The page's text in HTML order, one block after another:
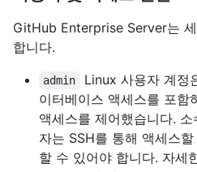
GitHub Enterprise Server는
합니다.
admin
Linux 사용자 계정
이터베이스 액세스를 포함
액세스를 제어했습니다.
자는 SSH를 통해 액세스
할 수 있어야 합니다. 자세